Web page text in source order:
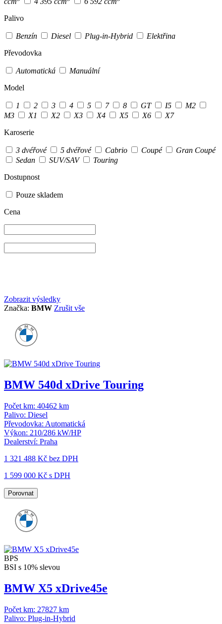
Palivo
Benzín Diesel Plug-in-Hybrid
Elektřina
Převodovka
Automatická
Manuální
Model
1 2 3 4 5 7 8 GT I5
M2
M3
X1 X2 X3 X4 X5 X6
X7
Karoserie
3 dvéřové 5 dvéřové Cabrio Coupé
Gran Coupé
Sedan
SUV/SAV
Touring
Dostupnost
Pouze skladem
Cena
Zobrazit výsledky
Značka: BMW Zrušit vše
BMW 540d xDrive Touring
Počet km: 40462 km
Palivo: Diesel
Převodovka: Automatická
Výkon: 210/286 kW/HP
Dealerství: Praha
1 321 488 Kč bez DPH
1 599 000 Kč s DPH
Porovnat
BPS
BSI s 10% slevou
BMW X5 xDrive45e
Počet km: 27827 km
Palivo: Plug-in-Hybrid